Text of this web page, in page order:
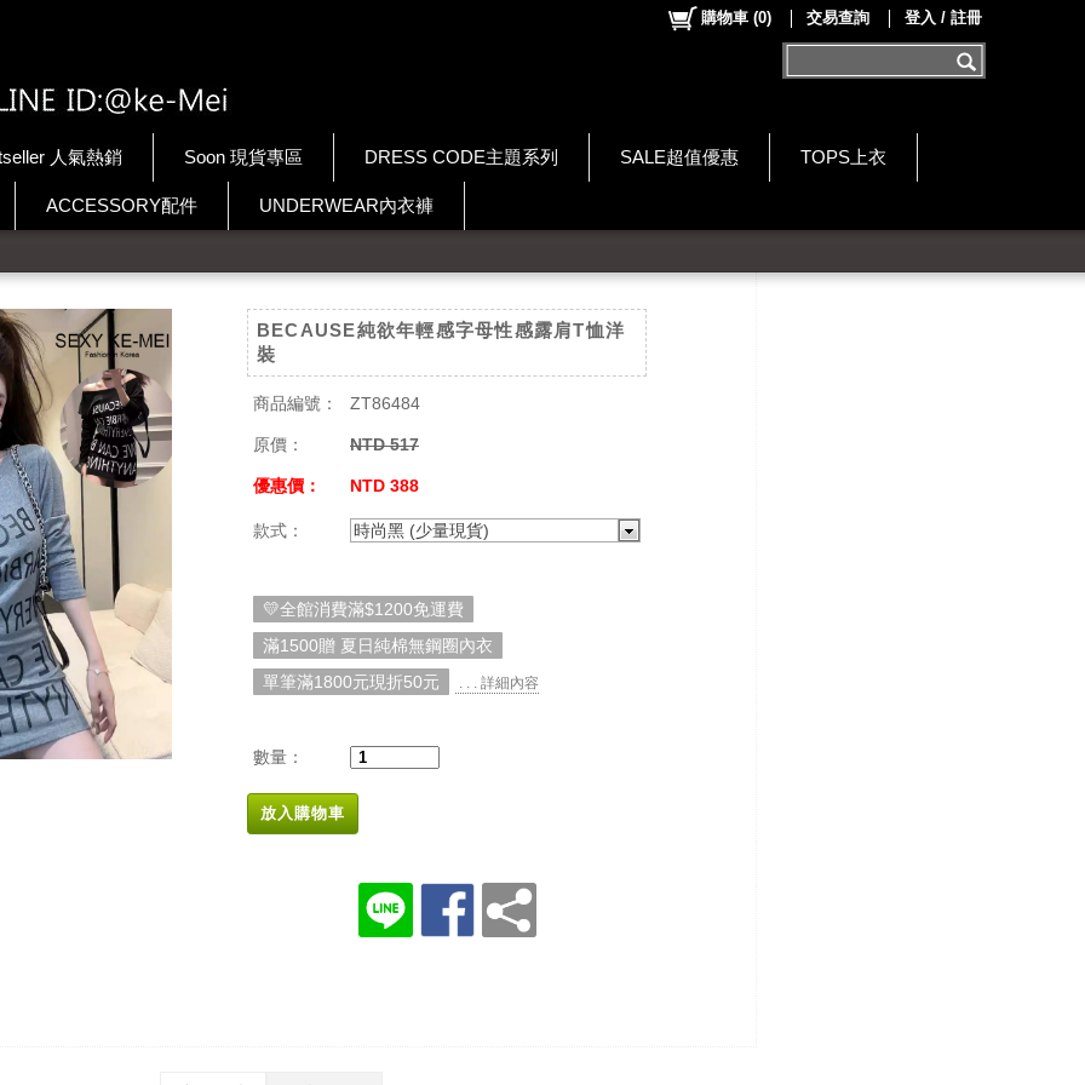
人氣熱銷 Soon 現貨專區 DRESS CODE主題系列 SALE超值優惠 TOPS上衣
ACCESSORY配件 UNDERWEAR內衣褲
購物車 (0) 交易查詢 登入 / 註冊
BECAUSE純欲年輕感字母性感露肩T恤洋
裝
商品編號： ZT86484
原價： NTD 517
優惠價： NTD 388
款式： 時尚黑 (少量現貨)
💛全館消費滿$1200免運費
滿1500贈 夏日純棉無鋼圈內衣
單筆滿1800元現折50元
. . . 詳細內容
數量：
放入購物車